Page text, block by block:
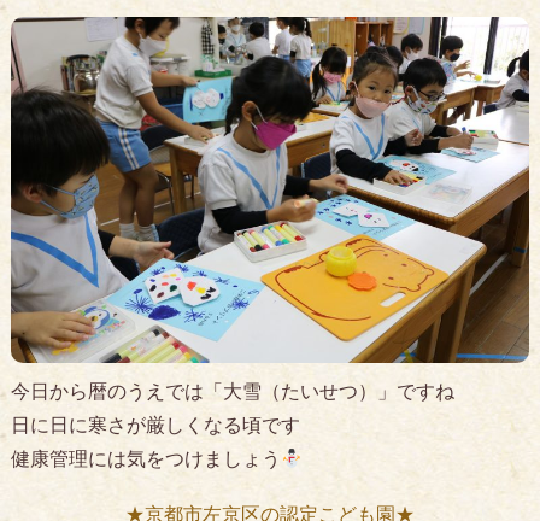
今日から暦のうえでは「大雪（たいせつ）」ですね
日に日に寒さが厳しくなる頃です
健康管理には気をつけましょう
★京都市左京区の認定こども園★